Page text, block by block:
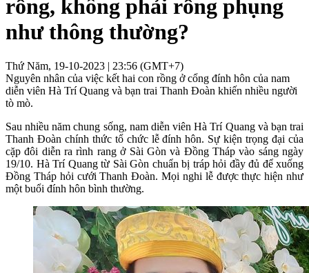
rồng, không phải rồng phụng
như thông thường?
Thứ Năm, 19-10-2023 | 23:56 (GMT+7)
Nguyên nhân của việc kết hai con rồng ở cổng đính hôn của nam
diễn viên Hà Trí Quang và bạn trai Thanh Đoàn khiến nhiều người
tò mò.
Sau nhiều năm chung sống, nam diễn viên Hà Trí Quang và bạn trai
Thanh Đoàn chính thức tổ chức lễ đính hôn. Sự kiện trọng đại của
cặp đôi diễn ra rình rang ở Sài Gòn và Đồng Tháp vào sáng ngày
19/10. Hà Trí Quang từ Sài Gòn chuẩn bị tráp hỏi đầy đủ để xuống
Đồng Tháp hỏi cưới Thanh Đoàn. Mọi nghi lễ được thực hiện như
một buổi đính hôn bình thường.